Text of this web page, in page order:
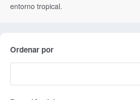
entorno tropical.
Ordenar por